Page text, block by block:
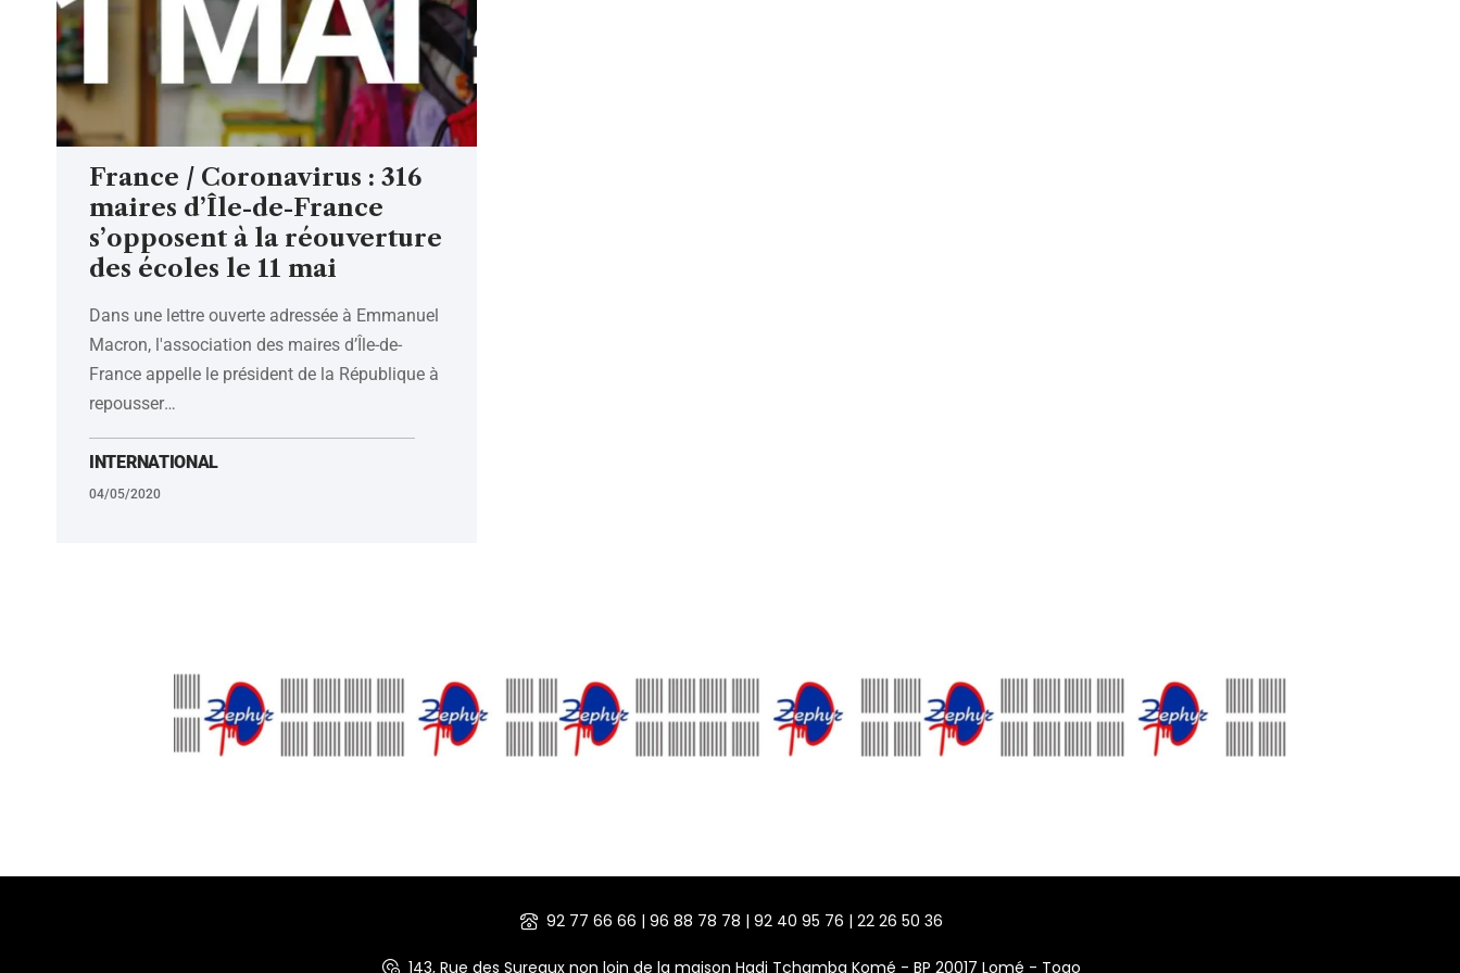
France / Coronavirus : 316
maires d’Île-de-France
s’opposent à la réouverture
des écoles le 11 mai
Dans une lettre ouverte adressée à Emmanuel
Macron, l'association des maires d’Île-de-
France appelle le président de la République à
repousser…
INTERNATIONAL
04/05/2020
92 77 66 66 | 96 88 78 78 | 92 40 95 76 | 22 26 50 36
143, Rue des Sureaux non loin de la maison Hadj Tchamba Komé - BP 20017 Lomé - Togo